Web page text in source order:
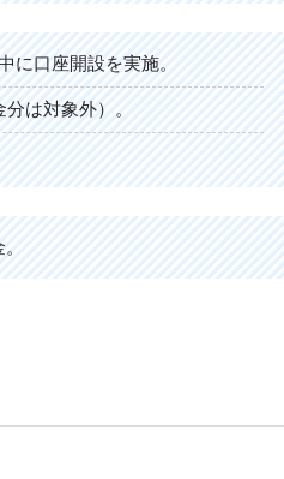
に口座開設を実施。
分は対象外）。
。